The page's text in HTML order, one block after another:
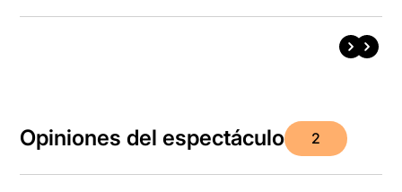
Opiniones del espectáculo 2